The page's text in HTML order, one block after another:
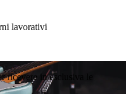
lavorativi
ricevere in esclusiva le